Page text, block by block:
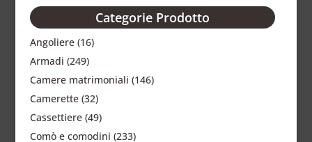
Categorie Prodotto
Angoliere (16)
Armadi (249)
Camere matrimoniali (146)
Camerette (32)
Cassettiere (49)
Comò e comodini (233)